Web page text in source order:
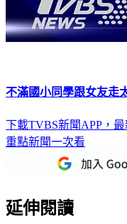
不滿國小同學跟女友走
下載TVBS新聞APP，
重點新聞一次看
延伸閱讀